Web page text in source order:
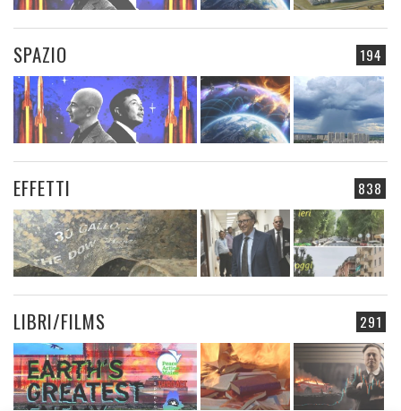
194
SPAZIO
838
EFFETTI
291
LIBRI/FILMS